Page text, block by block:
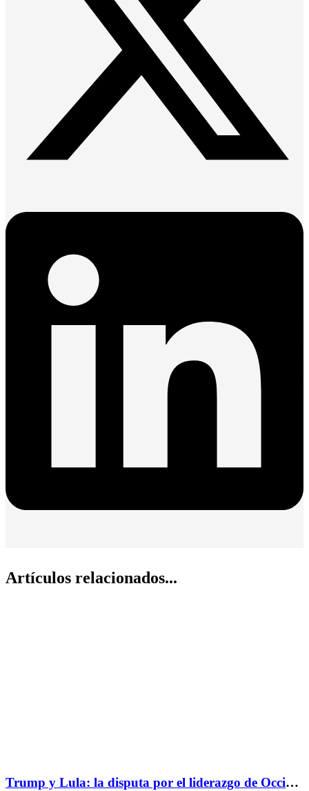
Artículos relacionados...
Trump y Lula: la disputa por el liderazgo de Occidente y del Sur Global que redefine el futuro de Brasil